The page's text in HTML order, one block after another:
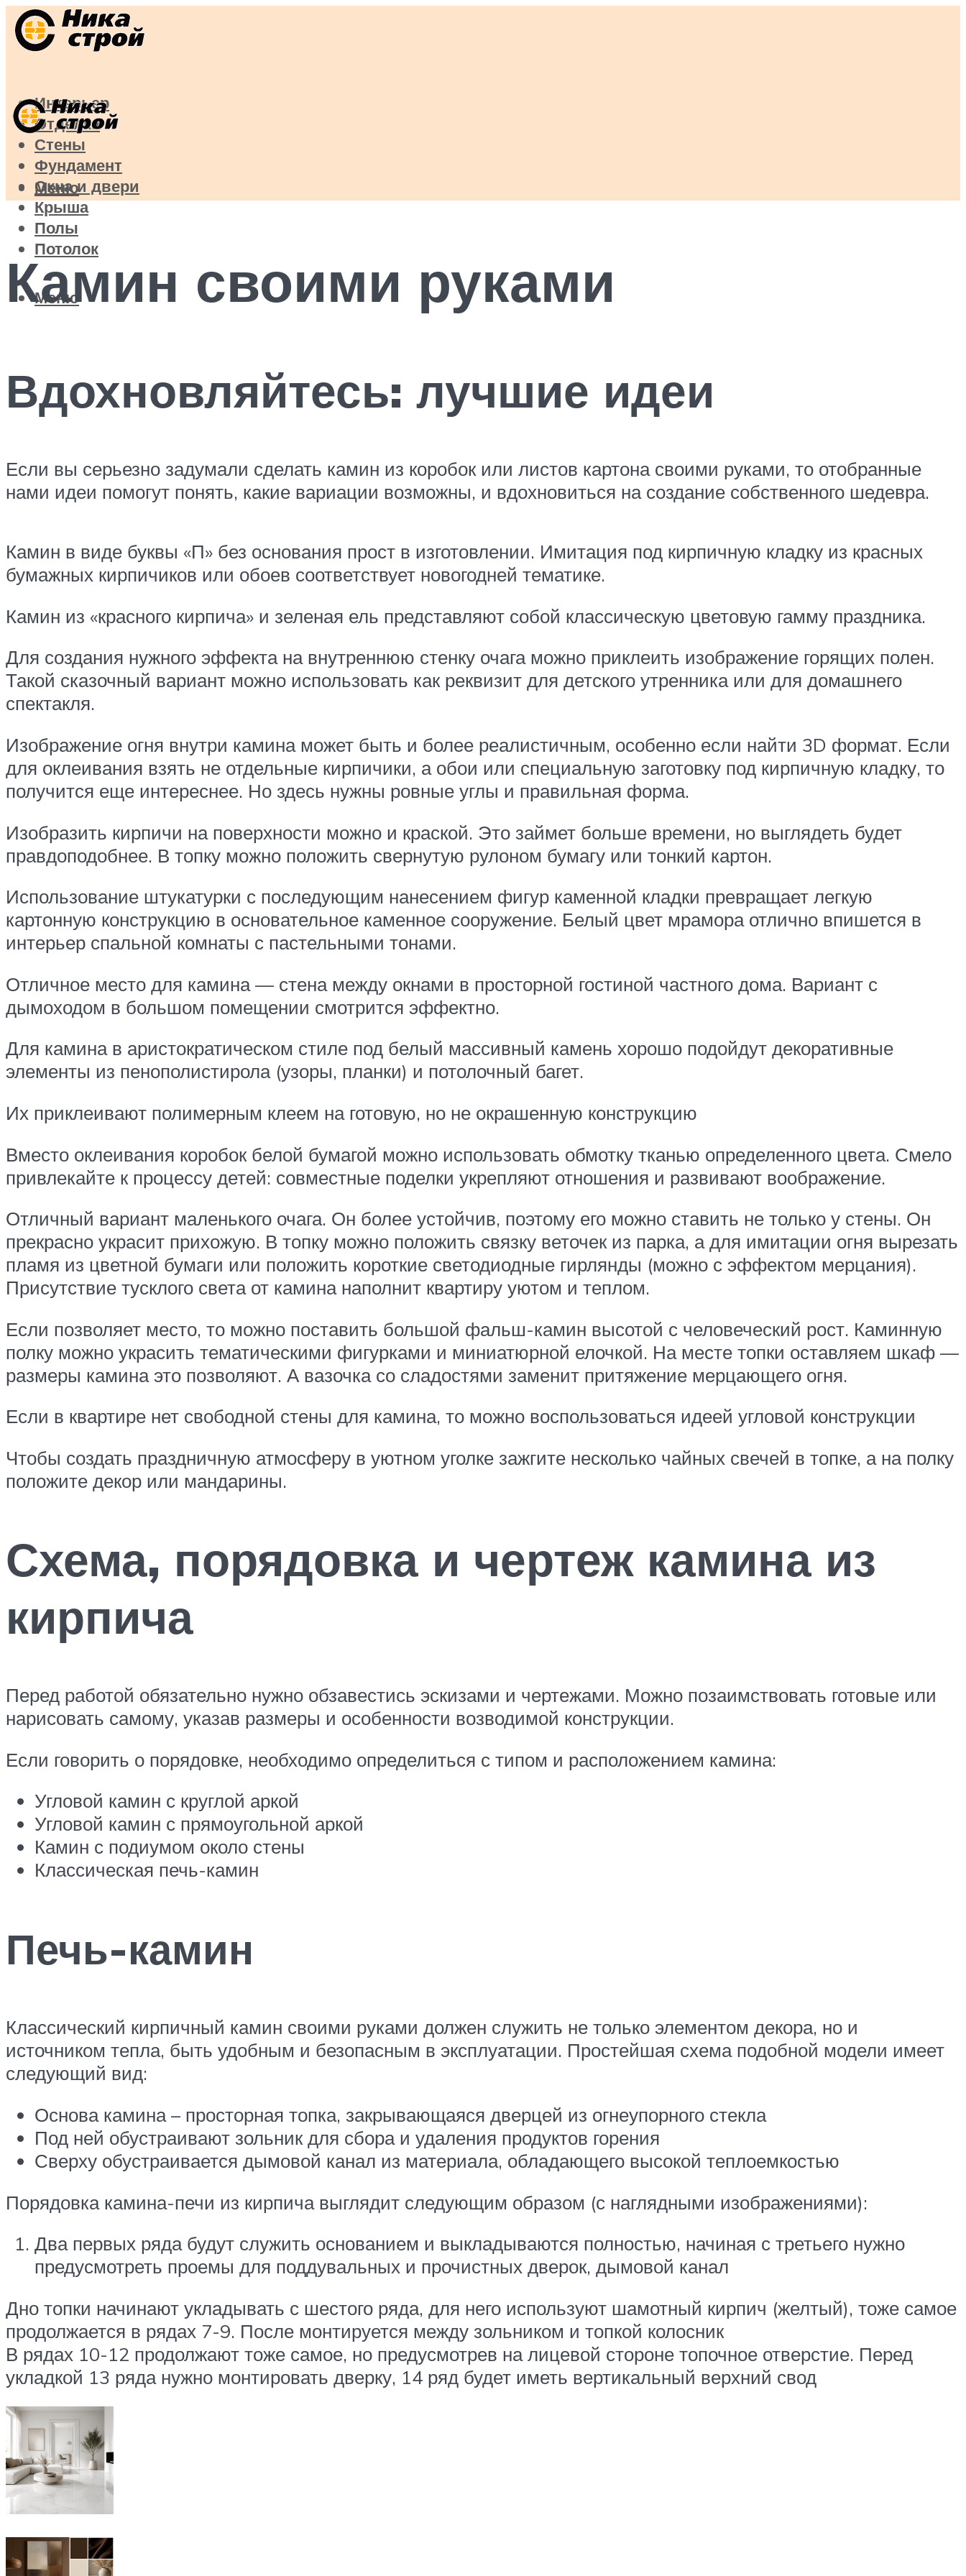
Интерьер
Отделка
Стены
Фундамент
Окна и двери
Крыша
Полы
Потолок
Меню
Меню
Камин своими руками
Вдохновляйтесь: лучшие идеи
Если вы серьезно задумали сделать камин из коробок или листов картона своими руками, то отобранные
нами идеи помогут понять, какие вариации возможны, и вдохновиться на создание собственного шедевра.
Камин в виде буквы «П» без основания прост в изготовлении. Имитация под кирпичную кладку из красных
бумажных кирпичиков или обоев соответствует новогодней тематике.
Камин из «красного кирпича» и зеленая ель представляют собой классическую цветовую гамму праздника.
Для создания нужного эффекта на внутреннюю стенку очага можно приклеить изображение горящих полен.
Такой сказочный вариант можно использовать как реквизит для детского утренника или для домашнего
спектакля.
Изображение огня внутри камина может быть и более реалистичным, особенно если найти 3D формат. Если
для оклеивания взять не отдельные кирпичики, а обои или специальную заготовку под кирпичную кладку, то
получится еще интереснее. Но здесь нужны ровные углы и правильная форма.
Изобразить кирпичи на поверхности можно и краской. Это займет больше времени, но выглядеть будет
правдоподобнее. В топку можно положить свернутую рулоном бумагу или тонкий картон.
Использование штукатурки с последующим нанесением фигур каменной кладки превращает легкую
картонную конструкцию в основательное каменное сооружение. Белый цвет мрамора отлично впишется в
интерьер спальной комнаты с пастельными тонами.
Отличное место для камина — стена между окнами в просторной гостиной частного дома. Вариант с
дымоходом в большом помещении смотрится эффектно.
Для камина в аристократическом стиле под белый массивный камень хорошо подойдут декоративные
элементы из пенополистирола (узоры, планки) и потолочный багет.
Их приклеивают полимерным клеем на готовую, но не окрашенную конструкцию
Вместо оклеивания коробок белой бумагой можно использовать обмотку тканью определенного цвета. Смело
привлекайте к процессу детей: совместные поделки укрепляют отношения и развивают воображение.
Отличный вариант маленького очага. Он более устойчив, поэтому его можно ставить не только у стены. Он
прекрасно украсит прихожую. В топку можно положить связку веточек из парка, а для имитации огня вырезать
пламя из цветной бумаги или положить короткие светодиодные гирлянды (можно с эффектом мерцания).
Присутствие тусклого света от камина наполнит квартиру уютом и теплом.
Если позволяет место, то можно поставить большой фальш-камин высотой с человеческий рост. Каминную
полку можно украсить тематическими фигурками и миниатюрной елочкой. На месте топки оставляем шкаф —
размеры камина это позволяют. А вазочка со сладостями заменит притяжение мерцающего огня.
Если в квартире нет свободной стены для камина, то можно воспользоваться идеей угловой конструкции
Чтобы создать праздничную атмосферу в уютном уголке зажгите несколько чайных свечей в топке, а на полку
положите декор или мандарины.
Схема, порядовка и чертеж камина из
кирпича
Перед работой обязательно нужно обзавестись эскизами и чертежами. Можно позаимствовать готовые или
нарисовать самому, указав размеры и особенности возводимой конструкции.
Если говорить о порядовке, необходимо определиться с типом и расположением камина:
Угловой камин с круглой аркой
Угловой камин с прямоугольной аркой
Камин с подиумом около стены
Классическая печь-камин
Печь-камин
Классический кирпичный камин своими руками должен служить не только элементом декора, но и
источником тепла, быть удобным и безопасным в эксплуатации. Простейшая схема подобной модели имеет
следующий вид:
Основа камина – просторная топка, закрывающаяся дверцей из огнеупорного стекла
Под ней обустраивают зольник для сбора и удаления продуктов горения
Сверху обустраивается дымовой канал из материала, обладающего высокой теплоемкостью
Порядовка камина-печи из кирпича выглядит следующим образом (с наглядными изображениями):
Два первых ряда будут служить основанием и выкладываются полностью, начиная с третьего нужно
предусмотреть проемы для поддувальных и прочистных дверок, дымовой канал
Дно топки начинают укладывать с шестого ряда, для него используют шамотный кирпич (желтый), тоже самое
продолжается в рядах 7-9. После монтируется между зольником и топкой колосник
В рядах 10-12 продолжают тоже самое, но предусмотрев на лицевой стороне топочное отверстие. Перед
укладкой 13 ряда нужно монтировать дверку, 14 ряд будет иметь вертикальный верхний свод